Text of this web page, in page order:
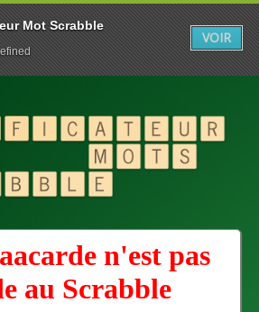
n'est pas
au Scrabble
Mot Scrabble
VOIR